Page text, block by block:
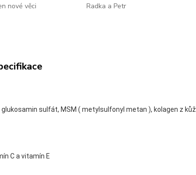
nové věci
Radka a Petr
sulfát, MSM ( metylsulfonyl metan ), kolagen z
C a vitamín E